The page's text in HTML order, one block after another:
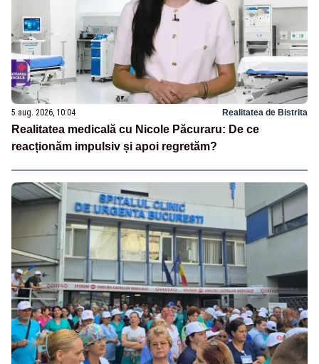
5 aug. 2026, 10:04 Realitatea de Bistrita
Realitatea medicală cu Nicole Păcuraru: De ce
reacționăm impulsiv și apoi regretăm?